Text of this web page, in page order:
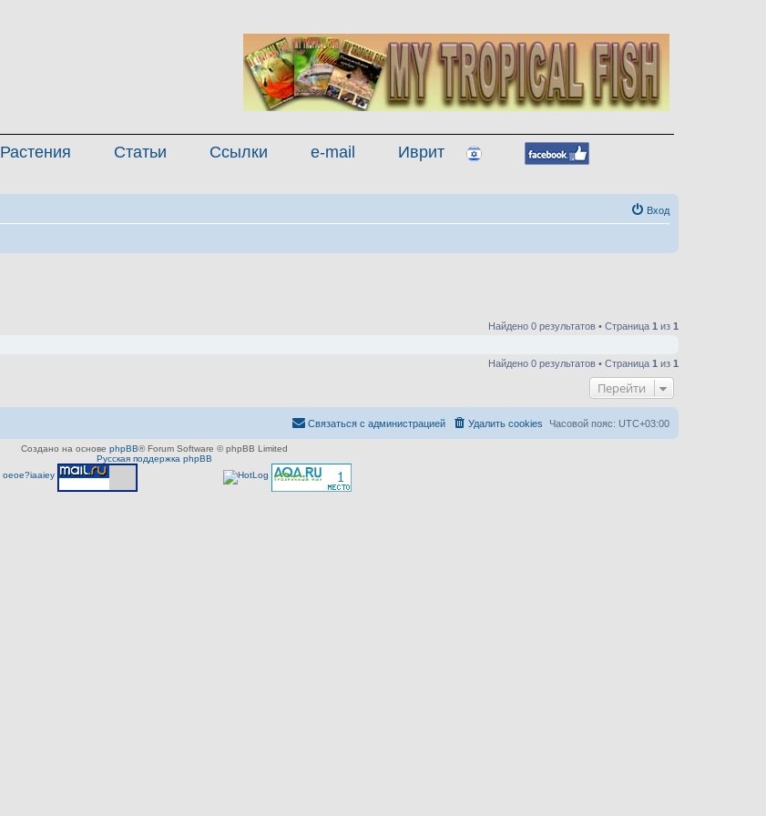
Растения Статьи Ссылки e-mail Иврит
Вход
Найдено 0 результатов • Страница 1 из 1
Найдено 0 результатов • Страница 1 из 1
Перейти
Часовой пояс: UTC+03:00
Удалить cookies
Связаться с администрацией
Создано на основе phpBB® Forum Software © phpBB Limited
Русская поддержка phpBB